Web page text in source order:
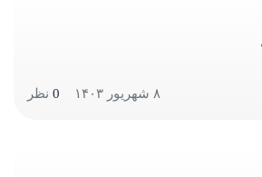
۸ شهریور ۱۴۰۳ 0 نظر